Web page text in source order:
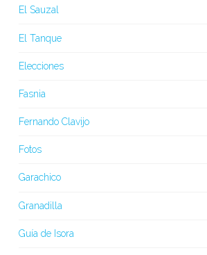
El Sauzal
El Tanque
Elecciones
Fasnia
Fernando Clavijo
Fotos
Garachico
Granadilla
Guía de Isora